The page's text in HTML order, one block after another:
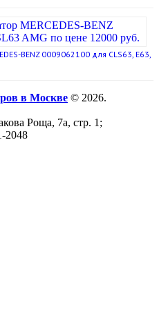
BENZ 0009062100 для CLS63, E63,
в Москве © 2026.
Роща, 7а, стр. 1;
2048